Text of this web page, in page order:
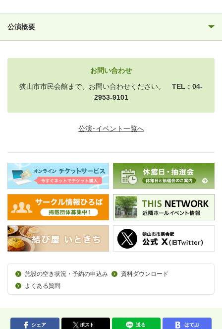
公演概要
お問い合わせ
狭山市市民会館まで、お問い合わせください。 TEL：04-
2953-9101
公演･イベント一覧へ
施設の空き状況・予約の申込み
資料ダウンロード
よくある質問
シェア ポスト 送る はてぶ